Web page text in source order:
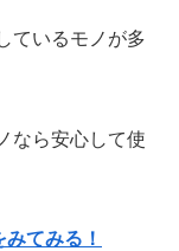
ているモノが多
なら安心して使
てみる！